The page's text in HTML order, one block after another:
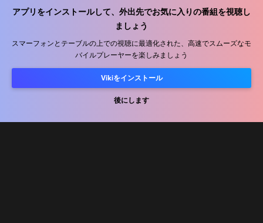
アプリをインストールして、外出先でお気に入りの番組を視聴し
ましょう
スマーフォンとテーブルの上での視聴に最適化された、高速でスムーズなモ
バイルプレーヤーを楽しみましょう
Vikiをインストール
後にします
ヘルプセンター